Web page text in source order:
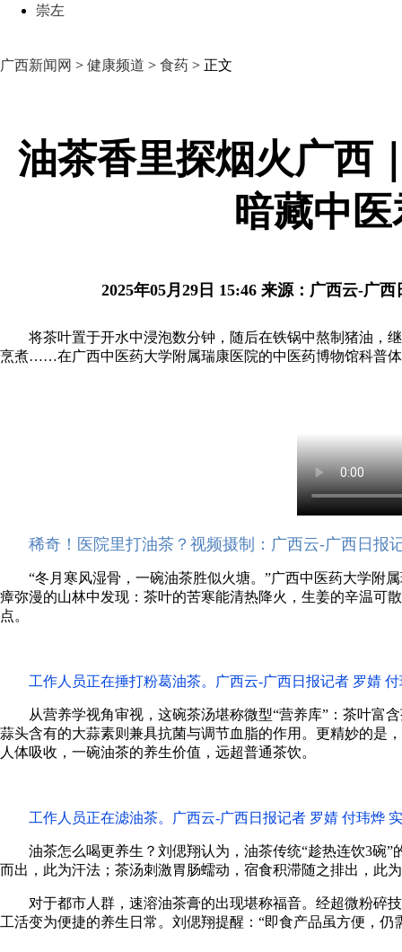
崇左
广西新闻网 > 健康频道 > 食药 > 正文
油茶香里探烟火广西
暗藏中
2025年05月29日 15:46 来源：广西云-广西
将茶叶置于开水中浸泡数分钟，随后在铁锅中熬制猪油，
烹煮……在广西中医药大学附属瑞康医院的中医药博物馆科普
稀奇！医院里打油茶？视频摄制：广西云-广西日报
“冬月寒风湿骨，一碗油茶胜似火塘。”广西中医药大学附
瘴弥漫的山林中发现：茶叶的苦寒能清热降火，生姜的辛温可
点。
工作人员正在捶打粉葛油茶。广西云-广西日报记者 罗婧
从营养学视角审视，这碗茶汤堪称微型“营养库”：茶叶富
蒜头含有的大蒜素则兼具抗菌与调节血脂的作用。更精妙的是
人体吸收，一碗油茶的养生价值，远超普通茶饮。
工作人员正在滤油茶。广西云-广西日报记者 罗婧 付玮烨
油茶怎么喝更养生？刘偲翔认为，油茶传统“趁热连饮3碗
而出，此为汗法；茶汤刺激胃肠蠕动，宿食积滞随之排出，此
对于都市人群，速溶油茶膏的出现堪称福音。经超微粉碎
工活变为便捷的养生日常。刘偲翔提醒：“即食产品虽方便，